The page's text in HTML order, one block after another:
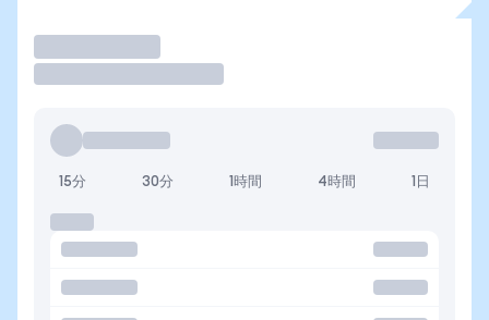
15分 30分 1時間 4時間 1日